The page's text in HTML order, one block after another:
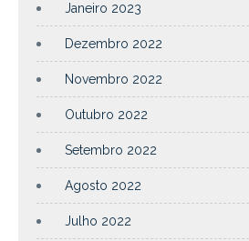
Janeiro 2023
Dezembro 2022
Novembro 2022
Outubro 2022
Setembro 2022
Agosto 2022
Julho 2022